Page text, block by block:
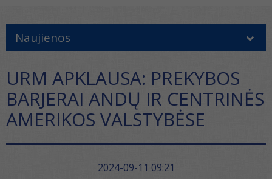
Naujienos
URM APKLAUSA: PREKYBOS
BARJERAI ANDŲ IR CENTRINĖS
AMERIKOS VALSTYBĖSE
2024-09-11 09:21